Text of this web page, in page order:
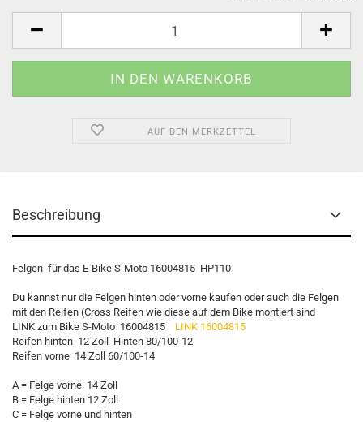
AUF DEN MERKZETTEL
Beschreibung
Felgen für das E-Bike S-Moto 16004815 HP110
Du kannst nur die Felgen hinten oder vorne kaufen oder auch die Felgen
mit den Reifen (Cross Reifen wie diese auf dem Bike montiert sind
LINK zum Bike S-Moto 16004815 LINK 16004815
Reifen hinten 12 Zoll Hinten 80/100-12
Reifen vorne 14 Zoll 60/100-14
A = Felge vorne 14 Zoll
B = Felge hinten 12 Zoll
C = Felge vorne und hinten